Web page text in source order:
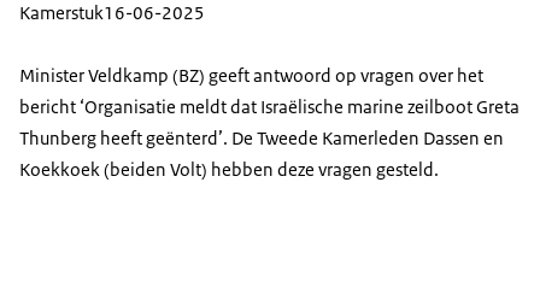
Kamerstuk16-06-2025
Minister Veldkamp (BZ) geeft antwoord op vragen over het
bericht ‘Organisatie meldt dat Israëlische marine zeilboot Greta
Thunberg heeft geënterd’. De Tweede Kamerleden Dassen en
Koekkoek (beiden Volt) hebben deze vragen gesteld.